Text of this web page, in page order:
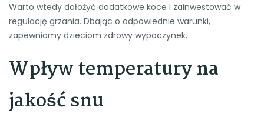
Warto wtedy dołożyć dodatkowe koce i zainwestować w
regulację grzania. Dbając o odpowiednie warunki,
zapewniamy dzieciom zdrowy wypoczynek.
Wpływ temperatury na
jakość snu